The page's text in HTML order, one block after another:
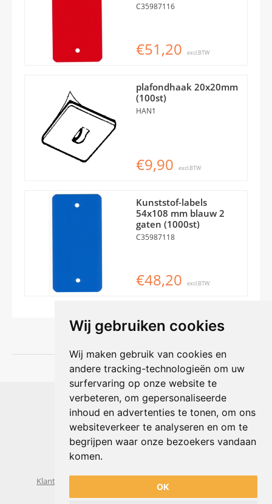
Wij gebruiken cookies
Wij maken gebruik van cookies en
andere tracking-technologieën om uw
surfervaring op onze website te
verbeteren, om gepersonaliseerde
inhoud en advertenties te tonen, om ons
websiteverkeer te analyseren en om te
begrijpen waar onze bezoekers vandaan
komen.
OK
C35987116
€51,20 excl.BTW
plafondhaak 20x20mm
(100st)
HAN1
€9,90 excl.BTW
Kunststof-labels
54x108 mm blauw 2
gaten (1000st)
C35987118
€48,20 excl.BTW
Shophouse online
Max Planckstraat 4
6716 BE Ede, Nederland
Telefoon:+31(0)318 618 121
E-mail: info@shophouse.nl
Geopend: ma t/m vr 09:00-17:00 uur
Klantenservice
Algemene voorwaarden